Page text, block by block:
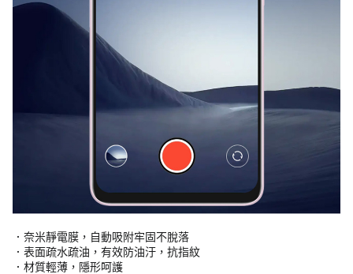
．奈米靜電膜，自動吸附牢固不脫落
．表面疏水疏油，有效防油汙，抗指紋
．材質輕薄，隱形呵護